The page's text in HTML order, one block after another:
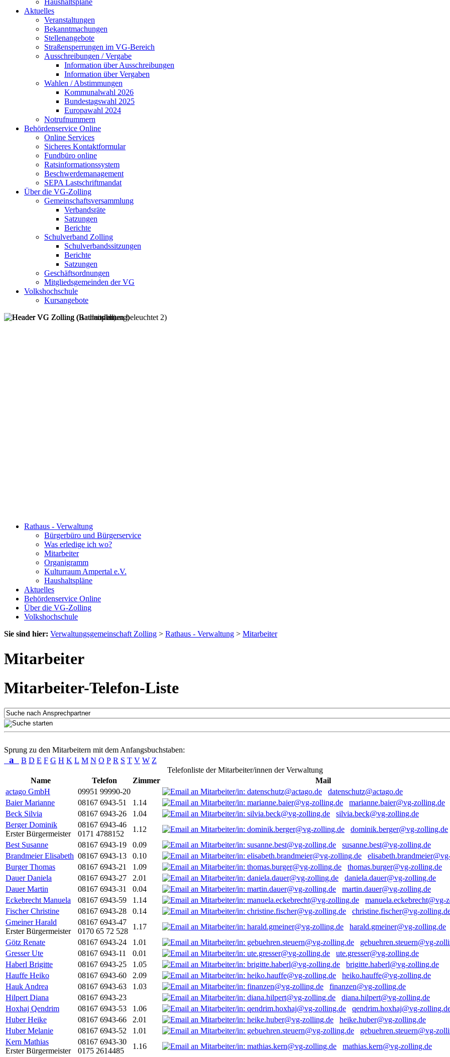
Haushaltspläne
Aktuelles
Veranstaltungen
Bekanntmachungen
Stellenangebote
Straßensperrungen im VG-Bereich
Ausschreibungen / Vergabe
Information über Ausschreibungen
Information über Vergaben
Wahlen / Abstimmungen
Kommunalwahl 2026
Bundestagswahl 2025
Europawahl 2024
Notrufnummern
Behördenservice Online
Online Services
Sicheres Kontaktformular
Fundbüro online
Ratsinformationssystem
Beschwerdemanagement
SEPA Lastschriftmandat
Über die VG-Zolling
Gemeinschaftsversammlung
Verbandsräte
Satzungen
Berichte
Schulverband Zolling
Schulverbandssitzungen
Berichte
Satzungen
Geschäftsordnungen
Mitgliedsgemeinden der VG
Volkshochschule
Kursangebote
Rathaus - Verwaltung
Bürgerbüro und Bürgerservice
Was erledige ich wo?
Mitarbeiter
Organigramm
Kulturraum Ampertal e.V.
Haushaltspläne
Aktuelles
Behördenservice Online
Über die VG-Zolling
Volkshochschule
Sie sind hier: Verwaltungsgemeinschaft Zolling > Rathaus - Verwaltung > Mitarbeiter
Mitarbeiter
Mitarbeiter-Telefon-Liste
Sprung zu den Mitarbeitern mit dem Anfangsbuchstaben:
a B D E F G H K L M N O P R S T V W Z
Telefonliste der Mitarbeiter/innen der Verwaltung
Name
Telefon Zimmer
Mail
actago GmbH
09951 99990-20
datenschutz@actago.de
Baier Marianne
08167 6943-51 1.14
marianne.baier@vg-zolling.de
Beck Silvia
08167 6943-26 1.04
silvia.beck@vg-zolling.de
Berger Dominik
Erster Bürgermeister
08167 6943-46
0171 4788152
1.12
dominik.berger@vg-zolling.de
Best Susanne
08167 6943-19 0.09
susanne.best@vg-zolling.de
Brandmeier Elisabeth 08167 6943-13 0.10
Burger Thomas
08167 6943-21 1.09
thomas.burger@vg-zolling.de
Dauer Daniela
08167 6943-27 2.01
daniela.dauer@vg-zolling.de
Dauer Martin
08167 6943-31 0.04
martin.dauer@vg-zolling.de
Eckebrecht Manuela
08167 6943-59 1.14
manuela.eckebrecht@vg-
Fischer Christine
08167 6943-28 0.14
christine.fischer@vg-
Gmeiner Harald
Erster Bürgermeister
08167 6943-47
0170 65 72 528
1.17
harald.gmeiner@vg-zolling.de
Götz Renate
08167 6943-24 1.01
gebuehren.steuern@vg-
Gresser Ute
08167 6943-11 0.01
ute.gresser@vg-zolling.de
Haberl Brigitte
08167 6943-25 1.05
brigitte.haberl@vg-zolling.de
Hauffe Heiko
08167 6943-60 2.09
heiko.hauffe@vg-zolling.de
Hauk Andrea
08167 6943-63 1.03
finanzen@vg-zolling.de
Hilpert Diana
08167 6943-23
diana.hilpert@vg-zolling.de
Hoxhaj Qendrim
08167 6943-53 1.06
qendrim.hoxhaj@vg-
Huber Heike
08167 6943-66 2.01
heike.huber@vg-zolling.de
Huber Melanie
08167 6943-52 1.01
gebuehren.steuern@vg-
Kern Mathias
Erster Bürgermeister
08167 6943-30
0175 2614485
1.16
mathias.kern@vg-zolling.de